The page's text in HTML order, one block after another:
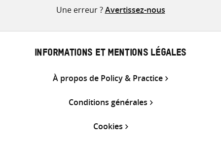
Une erreur ?Avertissez-nous
INFORMATIONS ET MENTIONS LÉGALES
À propos de Policy & Practice
Conditions générales
Cookies